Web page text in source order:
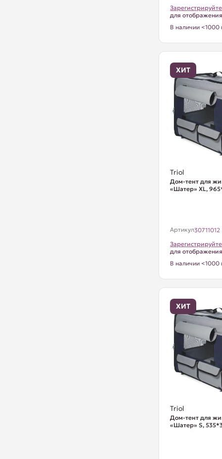
для
В наличии <1000
ХИТ
Triol
Дом-тент для
«Шатер» XL,
Артикул30711012
для
В наличии <1000
ХИТ
Triol
Дом-тент для
«Шатер» S,